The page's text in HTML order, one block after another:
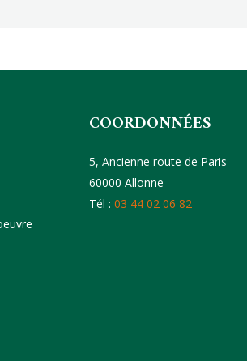
COORDONNÉES
5, Ancienne route de Paris
60000 Allonne
Tél : 03 44 02 06 82